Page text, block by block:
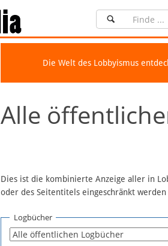
Die Welt des Lobbyismus
Alle
Dies ist die kombinierte Anzeige aller in
oder des Seitentitels eingeschränkt
Logbücher